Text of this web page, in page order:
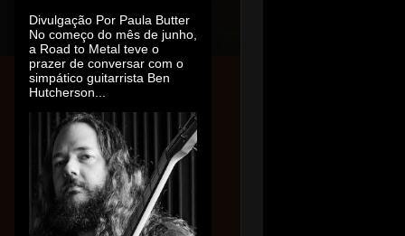
Divulgação Por Paula Butter
No começo do mês de junho,
a Road to Metal teve o
prazer de conversar com o
simpático guitarrista Ben
Hutcherson...